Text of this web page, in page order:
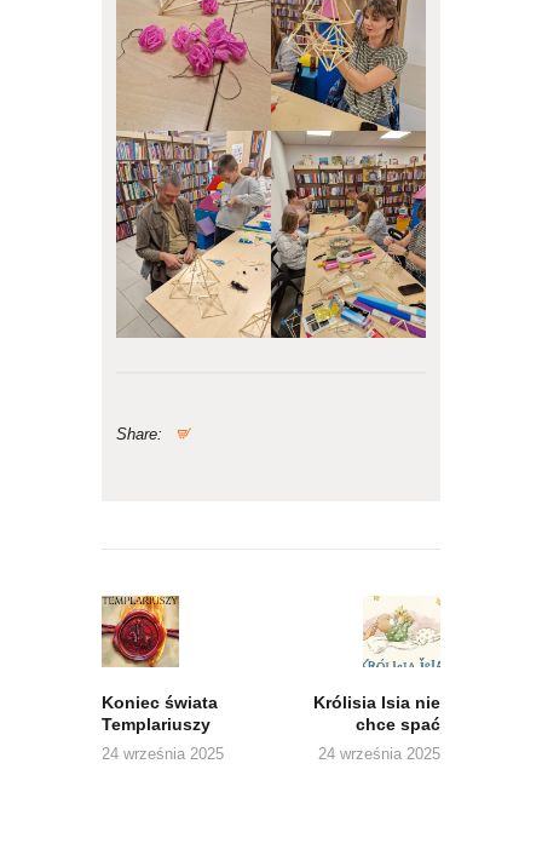
Share:
wpisu
Koniec świata
Templariuszy
24 września 2025
Królisia Isia nie
chce spać
24 września 2025